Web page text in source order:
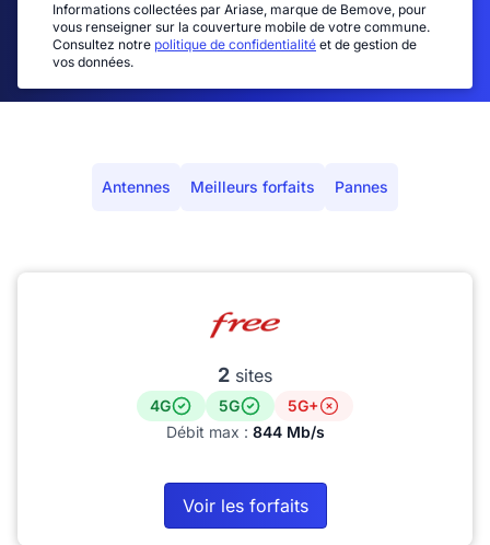
Informations collectées par Ariase, marque de Bemove, pour
vous renseigner sur la couverture mobile de votre commune.
Consultez notre politique de confidentialité et de gestion de
vos données.
Antennes Meilleurs forfaits Pannes
2 sites
4G 5G
5G+
Débit max : 844 Mb/s
Voir les forfaits